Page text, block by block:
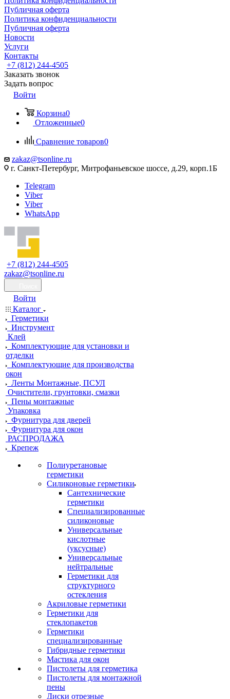
Публичная оферта
Политика конфиденциальности
Публичная оферта
Новости
Услуги
Контакты
+7 (812) 244-4505
Заказать звонок
Задать вопрос
Войти
Корзина0
Отложенные0
Сравнение товаров0
zakaz@tsonline.ru
г. Санкт-Петербург, Митрофаньевское шоссе, д.29, корп.1Б
Telegram
Viber
Viber
WhatsApp
+7 (812) 244-4505
zakaz@tsonline.ru
Войти
Каталог
Герметики
Инструмент
Клей
Комплектующие для установки и
отделки
Комплектующие для производства
окон
Ленты Монтажные, ПСУЛ
Очистители, грунтовки, смазки
Пены монтажные
Упаковка
Фурнитура для дверей
Фурнитура для окон
РАСПРОДАЖА
Крепеж
Полиуретановые
герметики
Силиконовые герметики
Сантехнические
герметики
Специализированные
силиконовые
Универсальные
кислотные
(уксусные)
Универсальные
нейтральные
Герметики для
структурного
остекления
Акриловые герметики
Герметики для
стеклопакетов
Герметики
специализированные
Гибридные герметики
Мастика для окон
Пистолеты для герметика
Пистолеты для монтажной
пены
Диски отрезные